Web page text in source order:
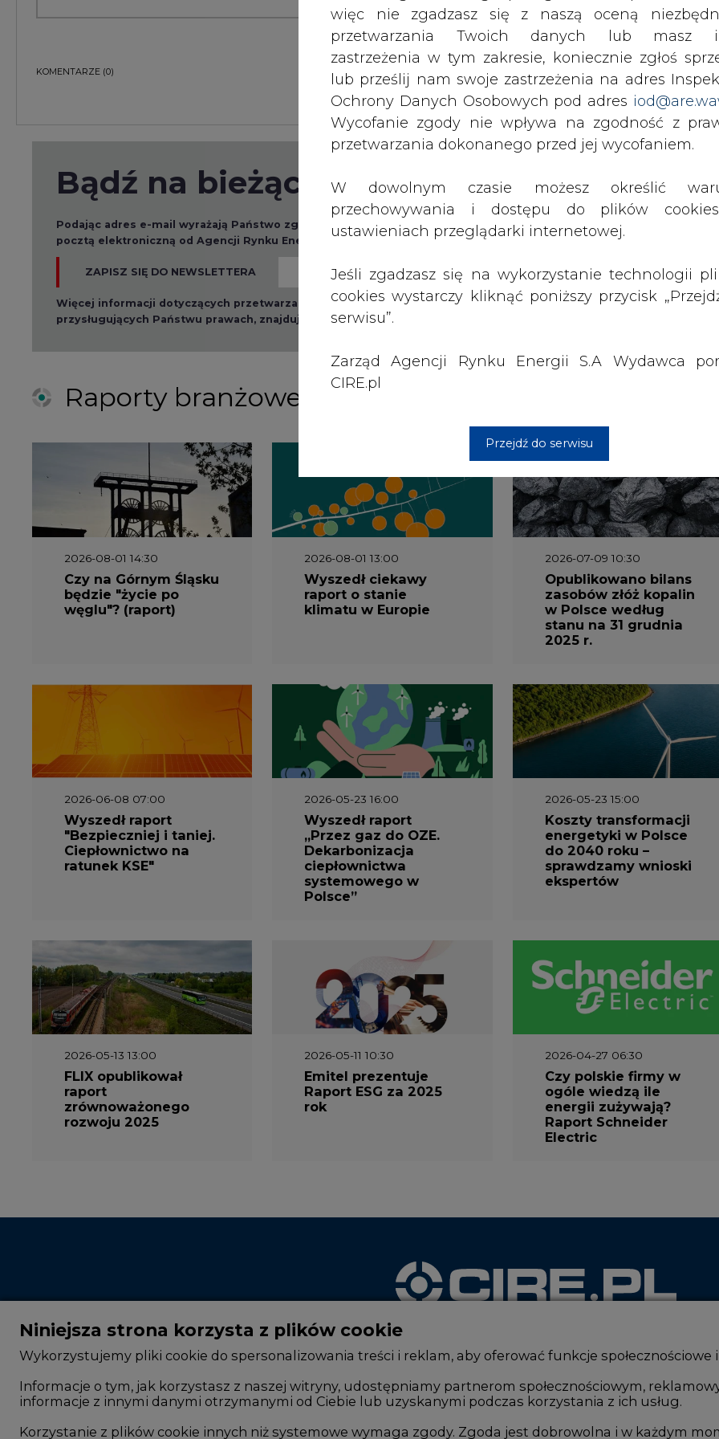
więc nie zgadzasz się z naszą oceną
przetwarzania Twoich danych lub masz
zastrzeżenia w tym zakresie, koniecznie zgłoś
lub prześlij nam swoje zastrzeżenia na adres
Ochrony Danych Osobowych pod adres
Wycofanie zgody nie wpływa na zgodność z
przetwarzania dokonanego przed jej wycofaniem.
W dowolnym czasie możesz określić
przechowywania i dostępu do plików
ustawieniach przeglądarki internetowej.
Jeśli zgadzasz się na wykorzystanie technologii
cookies wystarczy kliknąć poniższy przycisk
serwisu”.
Zarząd Agencji Rynku Energii S.A Wydawca
CIRE.pl
Przejdź do serwisu
KOMENTARZE (0)
Bądź na bieżąco
Podając adres e-mail wyrażają Państwo zgodę na otrzymywanie treści marketingowych w postaci newslettera
pocztą elektroniczną od Agencji Rynku Energii S.A z siedzibą w Warszawie.
ZAPISZ SIĘ DO NEWSLETTERA
Więcej informacji dotyczących przetwarzania przez nas Państwa danych osobowych, w tym informacje o
przysługujących Państwu prawach, znajduje się w polityce prywatności.
Raporty branżowe
2026-08-01 14:30
Czy na Górnym Śląsku
będzie "życie po
węglu"? (raport)
2026-08-01 13:00
Wyszedł ciekawy
raport o stanie
klimatu w Europie
2026-07-09 10:30
Opublikowano bilans
zasobów złóż kopalin
w Polsce według
stanu na 31 grudnia
2025 r.
2026-06-08 07:00
Wyszedł raport
"Bezpieczniej i taniej.
Ciepłownictwo na
ratunek KSE"
2026-05-23 16:00
Wyszedł raport
„Przez gaz do OZE.
Dekarbonizacja
ciepłownictwa
systemowego w
Polsce”
2026-05-23 15:00
Koszty transformacji
energetyki w Polsce
do 2040 roku –
sprawdzamy wnioski
ekspertów
2026-05-13 13:00
FLIX opublikował
raport
zrównoważonego
rozwoju 2025
2026-05-11 10:30
Emitel prezentuje
Raport ESG za 2025
rok
2026-04-27 06:30
Czy polskie firmy w
ogóle wiedzą ile
energii zużywają?
Raport Schneider
Electric
CIRE - kim jesteśmy
Reklamuj się na CIRE
Rok 2025 na CIRE
Rok 2024 na CIRE
Zmiany kadrowe na rynku
Studio CIRE
Innowacje
Niniejsza strona korzysta z plików cookie
Wykorzystujemy pliki cookie do spersonalizowania treści i reklam, aby oferować funkcje
Informacje o tym, jak korzystasz z naszej witryny, udostępniamy partnerom społecznościowym,
informacje z innymi danymi otrzymanymi od Ciebie lub uzyskanymi podczas korzystania z ich usług.
Korzystanie z plików cookie innych niż systemowe wymaga zgody. Zgoda jest dobrowolna i w każdym